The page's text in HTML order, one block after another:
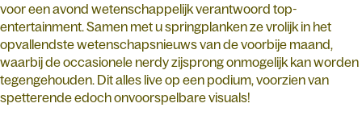
voor een avond wetenschappelijk verantwoord top-
entertainment. Samen met u springplanken ze vrolijk in het
opvallendste wetenschapsnieuws van de voorbije maand,
waarbij de occasionele nerdy zijsprong onmogelijk kan worden
tegengehouden. Dit alles live op een podium, voorzien van
spetterende edoch onvoorspelbare visuals!